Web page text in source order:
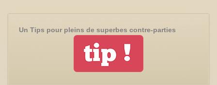
Un Tips pour pleins de superbes contre-parties